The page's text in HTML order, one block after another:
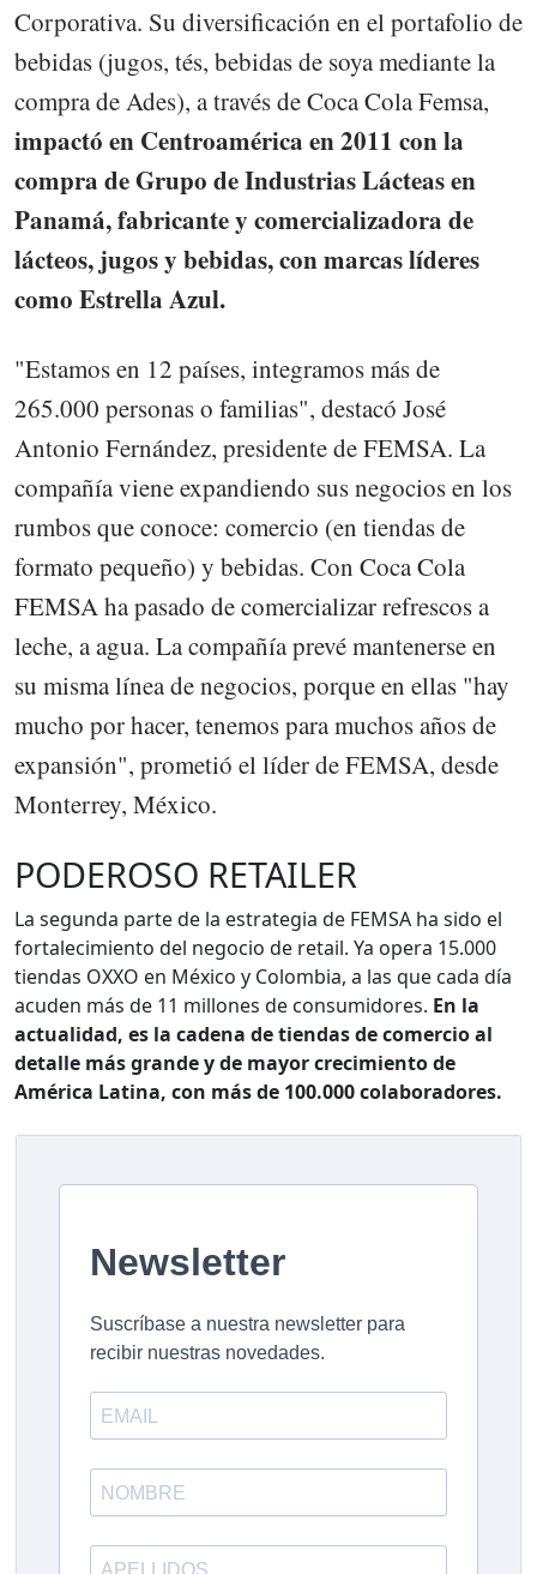
Corporativa. Su diversificación en el portafolio de
bebidas (jugos, tés, bebidas de soya mediante la
compra de Ades), a través de Coca Cola Femsa,
impactó en Centroamérica en 2011 con la
compra de Grupo de Industrias Lácteas en
Panamá, fabricante y comercializadora de
lácteos, jugos y bebidas, con marcas líderes
como Estrella Azul.
"Estamos en 12 países, integramos más de
265.000 personas o familias", destacó José
Antonio Fernández, presidente de FEMSA. La
compañía viene expandiendo sus negocios en los
rumbos que conoce: comercio (en tiendas de
formato pequeño) y bebidas. Con Coca Cola
FEMSA ha pasado de comercializar refrescos a
leche, a agua. La compañía prevé mantenerse en
su misma línea de negocios, porque en ellas "hay
mucho por hacer, tenemos para muchos años de
expansión", prometió el líder de FEMSA, desde
Monterrey, México.
PODEROSO RETAILER
La segunda parte de la estrategia de FEMSA ha sido el
fortalecimiento del negocio de retail. Ya opera 15.000
tiendas OXXO en México y Colombia, a las que cada día
acuden más de 11 millones de consumidores. En la
actualidad, es la cadena de tiendas de comercio al
detalle más grande y de mayor crecimiento de
América Latina, con más de 100.000 colaboradores.